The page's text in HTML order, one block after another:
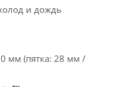
и дождь
мм (пятка: 28 мм /